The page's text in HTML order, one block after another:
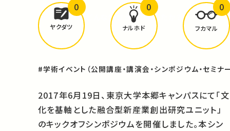
どんな学びがありましたか？
ヤクダツ
0
ナルホド
0
フカマル
0
#学術イベント（公開講座・講演会・シンポジウム・セミナ
2017年6月19日、東京大学本郷キャンパスにて「文
化を基軸とした融合型新産業創出研究ユニット」
のキックオフシンポジウムを開催しました。本シン